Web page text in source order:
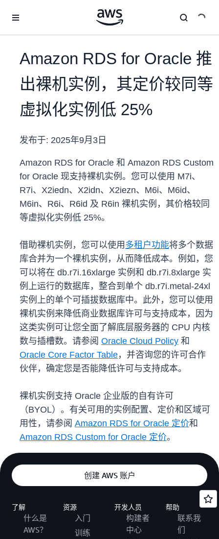
Amazon RDS for Oracle 推
出裸机实例，其定价较同等
虚拟化实例低 25%
发布于: 2025年9月3日
Amazon RDS for Oracle 和 Amazon RDS Custom
for Oracle 现支持裸机实例。您可以使用 M7i、
R7i、X2iedn、X2idn、X2iezn、M6i、M6id、
M6in、R6i、R6id 及 R6in 裸机实例，其价格较同
等虚拟化实例低 25%。
借助裸机实例，您可以使用 多租户功能将多个数据
库合并为一个裸机实例，从而降低成本。例如，您
可以将在 db.r7i.16xlarge 实例和 db.r7i.8xlarge 实
例上运行的数据库，整合到单个 db.r7i.metal-24xl
实例上的单个可插拔数据库中。此外，您可以使用
裸机实例来降低商业数据库许可与支持成本，因为
这类实例可让您全面了解底层服务器的 CPU 内核
数与插槽数。请参阅 Oracle Cloud Policy 和
Oracle Core Factor Table，并咨询您的许可合作
伙伴，确定您是否能降低许可与支持成本。
裸机实例支持 Oracle 企业版的自有许可
（BYOL）。有关可用的实例配置、定价和区域可
用性，请参阅 Amazon RDS for Oracle 定价和
Amazon RDS Custom for Oracle 定价。
创建 AWS 账户
了解
什么是
AWS？
资源
入门
训练
开发人员
构建者
中心
帮助
联系我
们